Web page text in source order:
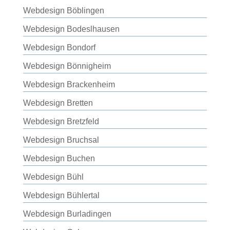
Webdesign Böblingen
Webdesign Bodeslhausen
Webdesign Bondorf
Webdesign Bönnigheim
Webdesign Brackenheim
Webdesign Bretten
Webdesign Bretzfeld
Webdesign Bruchsal
Webdesign Buchen
Webdesign Bühl
Webdesign Bühlertal
Webdesign Burladingen